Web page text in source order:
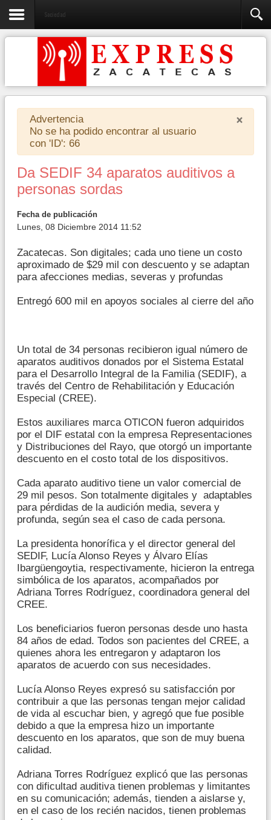
Sociedad
×
Advertencia
No se ha podido encontrar al usuario
con 'ID': 66
Da SEDIF 34 aparatos auditivos a
personas sordas
Fecha de publicación
Lunes, 08 Diciembre 2014 11:52
Zacatecas. Son digitales; cada uno tiene un costo
aproximado de $29 mil con descuento y se adaptan
para afecciones medias, severas y profundas
Entregó 600 mil en apoyos sociales al cierre del año
Un total de 34 personas recibieron igual número de
aparatos auditivos donados por el Sistema Estatal
para el Desarrollo Integral de la Familia (SEDIF), a
través del Centro de Rehabilitación y Educación
Especial (CREE).
Estos auxiliares marca OTICON fueron adquiridos
por el DIF estatal con la empresa Representaciones
y Distribuciones del Rayo, que otorgó un importante
descuento en el costo total de los dispositivos.
Cada aparato auditivo tiene un valor comercial de
29 mil pesos. Son totalmente digitales y adaptables
para pérdidas de la audición media, severa y
profunda, según sea el caso de cada persona.
La presidenta honorífica y el director general del
SEDIF, Lucía Alonso Reyes y Álvaro Elías
Ibargüengoytia, respectivamente, hicieron la entrega
simbólica de los aparatos, acompañados por
Adriana Torres Rodríguez, coordinadora general del
CREE.
Los beneficiarios fueron personas desde uno hasta
84 años de edad. Todos son pacientes del CREE, a
quienes ahora les entregaron y adaptaron los
aparatos de acuerdo con sus necesidades.
Lucía Alonso Reyes expresó su satisfacción por
contribuir a que las personas tengan mejor calidad
de vida al escuchar bien, y agregó que fue posible
debido a que la empresa hizo un importante
descuento en los aparatos, que son de muy buena
calidad.
Adriana Torres Rodríguez explicó que las personas
con dificultad auditiva tienen problemas y limitantes
en su comunicación; además, tienden a aislarse y,
en el caso de los recién nacidos, tienen problemas